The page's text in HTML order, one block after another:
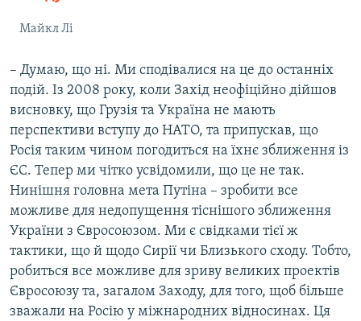
Майкл Лі
– Думаю, що ні. Ми сподівалися на це до останніх
подій. Із 2008 року, коли Захід неофіційно дійшов
висновку, що Грузія та Україна не мають
перспективи вступу до НАТО, та припускав, що
Росія таким чином погодиться на їхнє зближення із
ЄС. Тепер ми чітко усвідомили, що це не так.
Нинішня головна мета Путіна – зробити все
можливе для недопущення тіснішого зближення
України з Євросоюзом. Ми є свідками тієї ж
тактики, що й щодо Сирії чи Близького сходу. Тобто,
робиться все можливе для зриву великих проектів
Євросоюзу та, загалом Заходу, для того, щоб більше
зважали на Росію у міжнародних відносинах. Ця